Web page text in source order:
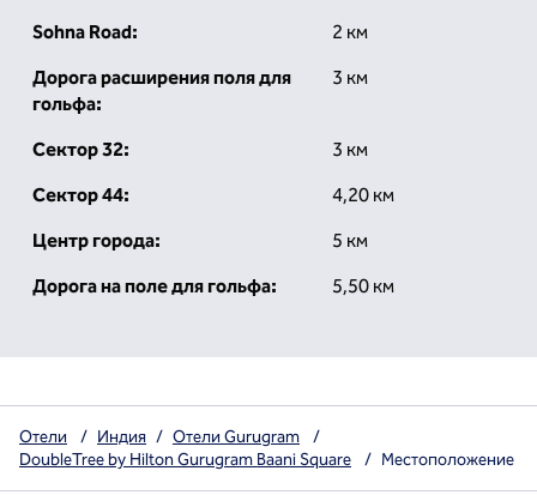
Sohna Road:
2 км
Дорога расширения поля для
гольфа:
3 км
Сектор 32:
3 км
Сектор 44:
4,20 км
Центр города:
5 км
Дорога на поле для гольфа:
5,50 км
Отели / Индия / Отели Gurugram
/
DoubleTree by Hilton Gurugram Baani Square
/ Местоположение